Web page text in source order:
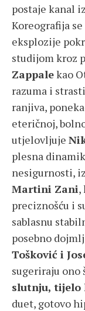
postaje kanal
Koreografija
eksplozije
studijom kroz
Zappalekao
razuma i
ranjiva,
eteričnoj,
utjelovljuje
plesna
nesigurnosti,
Martini Zani,
preciznošću i
sablasnu
posebno
Tošković i
sugeriraju ono
slutnju, tijelo
duet, gotovo